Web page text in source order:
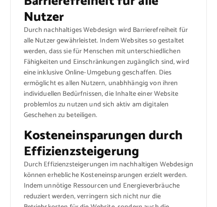
Nutzer
Durch nachhaltiges Webdesign wird Barrierefreiheit für
alle Nutzer gewährleistet. Indem Websites so gestaltet
werden, dass sie für Menschen mit unterschiedlichen
Fähigkeiten und Einschränkungen zugänglich sind, wird
eine inklusive Online-Umgebung geschaffen. Dies
ermöglicht es allen Nutzern, unabhhängig von ihren
individuellen Bedürfnissen, die Inhalte einer Website
problemlos zu nutzen und sich aktiv am digitalen
Geschehen zu beteiligen.
Kosteneinsparungen durch
Effizienzsteigerung
Durch Effizienzsteigerungen im nachhaltigen Webdesign
können erhebliche Kosteneinsparungen erzielt werden.
Indem unnötige Ressourcen und Energieverbräuche
reduziert werden, verringern sich nicht nur die